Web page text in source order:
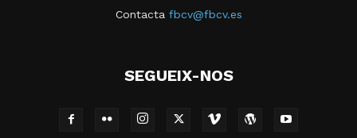
Contacta fbcv@fbcv.es
SEGUEIX-NOS